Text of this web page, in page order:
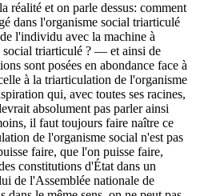
réalité et on parle dessus: comment
dans l'organisme social triarticulé
l'individu avec la machine à
social triarticulé ? — et ainsi de
sont posées en abondance face à
à la triarticulation de l'organisme
qui, avec toutes ses racines,
absolument pas parler ainsi
il faut toujours faire naître ce
de l'organisme social n'est pas
faire, que l'on puisse faire,
constitutions d'État dans un
de l'Assemblée nationale de